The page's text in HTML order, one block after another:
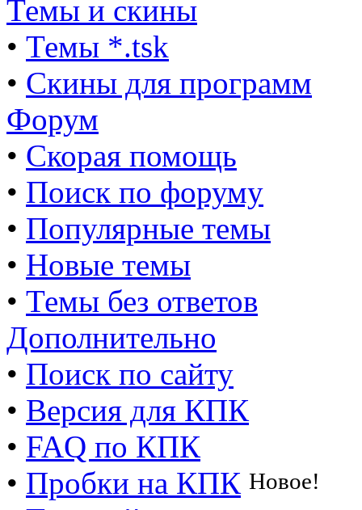
Темы и скины
• Темы *.tsk
• Скины для программ
Форум
• Скорая помощь
• Поиск по форуму
• Популярные темы
• Новые темы
• Темы без ответов
Дополнительно
• Поиск по сайту
• Версия для КПК
• FAQ по КПК
• Пробки на КПК Новое!